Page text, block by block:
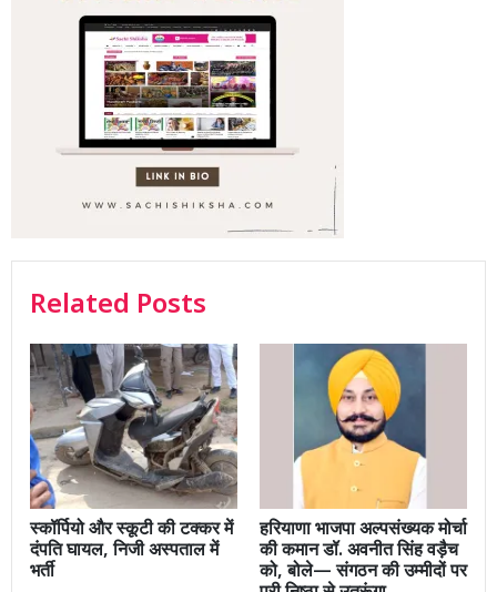
Related Posts
स्कॉर्पियो और स्कूटी की टक्कर में
दंपति घायल, निजी अस्पताल में
भर्ती
हरियाणा भाजपा अल्पसंख्यक मोर्चा
की कमान डॉ. अवनीत सिंह वड़ैच
को, बोले— संगठन की उम्मीदों पर